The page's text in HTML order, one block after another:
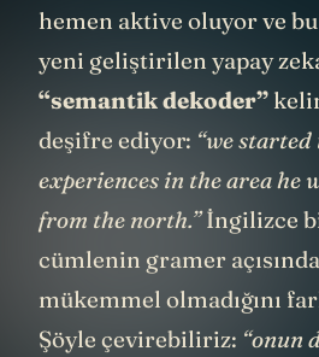
hemen aktive oluyor ve
yeni geliştirilen yapay
“semantik dekoder”
deşifre ediyor: “we
experiences in the area he
from the north.”İngilizce
cümlenin gramer
mükemmel olmadığını
Şöyle çevirebiliriz: “onun